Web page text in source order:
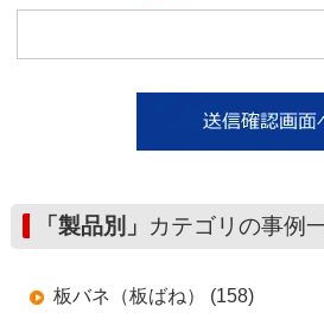
「製品別」 カテゴリの事例
板バネ（板ばね） (158)